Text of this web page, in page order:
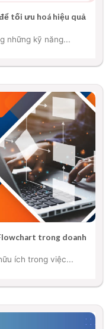
tối ưu hoá hiệu quả
những kỹ năng...
trong doanh
ích trong việc...